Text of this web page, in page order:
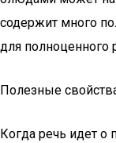
содержит много
для полноценного
Полезные
Когда речь идет о